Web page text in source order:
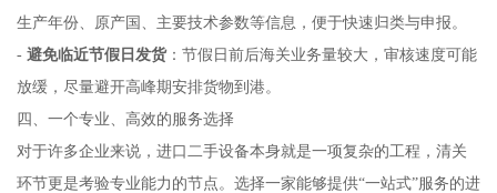
生产年份、原产国、主要技术参数等信息，便于快速归类与申报。
- 避免临近节假日发货：节假日前后海关业务量较大，审核速度可能
放缓，尽量避开高峰期安排货物到港。
四、一个专业、高效的服务选择
对于许多企业来说，进口二手设备本身就是一项复杂的工程，清关
环节更是考验专业能力的节点。选择一家能够提供“一站式”服务的进